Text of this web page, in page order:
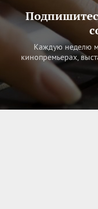
Каждую неделю
кинопремьерах,